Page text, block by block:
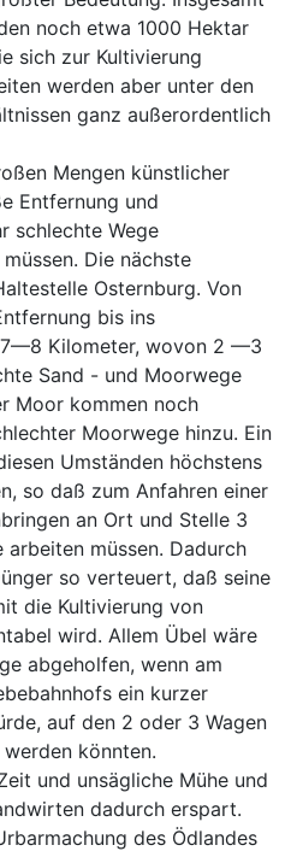
noch etwa 1000 Hektar
sich zur Kultivierung
werden aber unter den
ganz außerordentlich
Mengen künstlicher
Entfernung und
schlechte Wege
Die nächste
Osternburg. Von
bis ins
Kilometer, wovon 2 —3
Sand - und Moorwege
Moor kommen noch
Moorwege hinzu. Ein
Umständen höchstens
so daß zum Anfahren einer
bringen an Ort und Stelle 3
arbeiten müssen. Dadurch
so verteuert, daß seine
die Kultivierung von
wird. Allem Übel wäre
abgeholfen, wenn am
ein kurzer
auf den 2 oder 3 Wagen
könnten.
und unsägliche Mühe und
dadurch erspart.
barmachung des Ödlandes